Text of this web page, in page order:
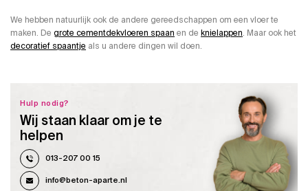
We hebben natuurlijk ook de andere gereedschappen om een vloer te
maken. De grote cementdekvloeren spaan en de knielappen. Maar ook het
decoratief spaantje als u andere dingen wil doen.
Hulp nodig?
Wij staan klaar om je te
helpen
013-207 00 15
info@beton-aparte.nl